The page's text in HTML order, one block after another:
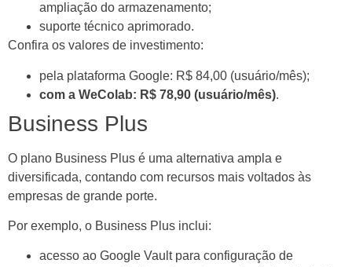
ampliação do armazenamento;
suporte técnico aprimorado.
Confira os valores de investimento:
pela plataforma Google: R$ 84,00 (usuário/mês);
com a WeColab: R$ 78,90 (usuário/mês).
Business Plus
O plano Business Plus é uma alternativa ampla e
diversificada, contando com recursos mais voltados às
empresas de grande porte.
Por exemplo, o Business Plus inclui:
acesso ao Google Vault para configuração de